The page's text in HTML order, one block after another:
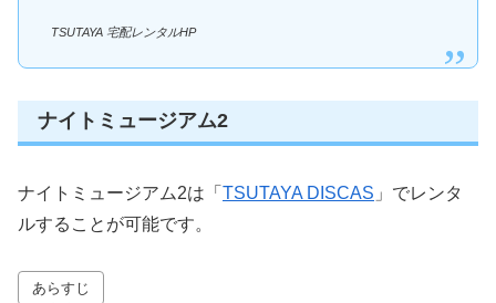
TSUTAYA 宅配レンタルHP
ナイトミュージアム2
ナイトミュージアム2は「 TSUTAYA DISCAS 」でレンタ
ルすることが可能です。
あらすじ